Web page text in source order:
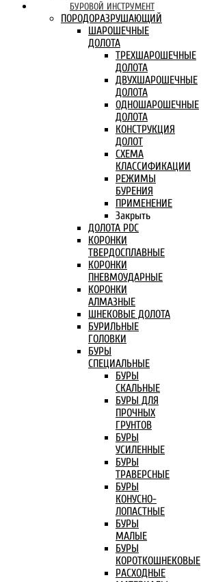
БУРОВОЙ ИНСТРУМЕНТ
ПОРОДОРАЗРУШАЮЩИЙ
ШАРОШЕЧНЫЕ
ДОЛОТА
ТРЕХШАРОШЕЧНЫЕ
ДОЛОТА
ДВУХШАРОШЕЧНЫЕ
ДОЛОТА
ОДНОШАРОШЕЧНЫЕ
ДОЛОТА
КОНСТРУКЦИЯ
ДОЛОТ
СХЕМА
КЛАССИФИКАЦИИ
РЕЖИМЫ
БУРЕНИЯ
ПРИМЕНЕНИЕ
Закрыть
ДОЛОТА PDC
КОРОНКИ
ТВЕРДОСПЛАВНЫЕ
КОРОНКИ
ПНЕВМОУДАРНЫЕ
КОРОНКИ
АЛМАЗНЫЕ
ШНЕКОВЫЕ ДОЛОТА
БУРИЛЬНЫЕ
ГОЛОВКИ
БУРЫ
СПЕЦИАЛЬНЫЕ
БУРЫ
СКАЛЬНЫЕ
БУРЫ ДЛЯ
ПРОЧНЫХ
ГРУНТОВ
БУРЫ
УСИЛЕННЫЕ
БУРЫ
ТРАВЕРСНЫЕ
БУРЫ
КОНУСНО-
ЛОПАСТНЫЕ
БУРЫ
МАЛЫЕ
БУРЫ
КОРОТКОШНЕКОВЫЕ
РАСХОДНЫЕ